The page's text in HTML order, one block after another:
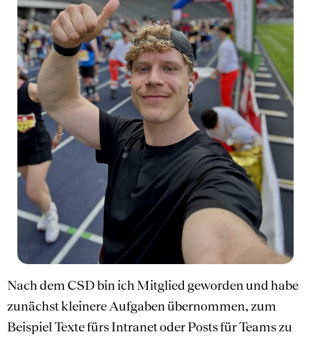
Nach dem CSD bin ich Mitglied geworden und habe
zunächst kleinere Aufgaben übernommen, zum
Beispiel Texte fürs Intranet oder Posts für Teams zu